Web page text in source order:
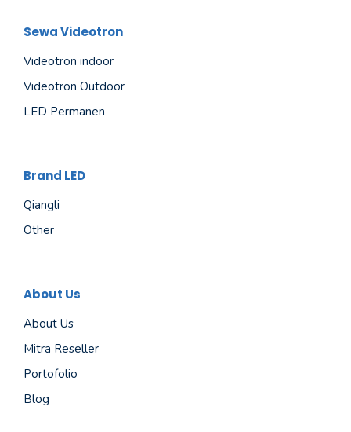
Sewa Videotron
Videotron indoor
Videotron Outdoor
LED Permanen
Brand LED
Qiangli
Other
About Us
About Us
Mitra Reseller
Portofolio
Blog